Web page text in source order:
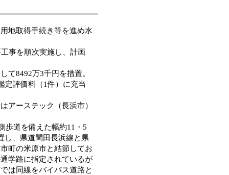
地取得手続き等を進め水
事を順次実施し、計画
8492万3千円を措置。
定評価料（1件）に充当
ーステック（長浜市）
道を備えた幅約11・5
し、県道間田長浜線と県
町の米原市と結節してお
学路に指定されているが
は同線をバイパス道路と